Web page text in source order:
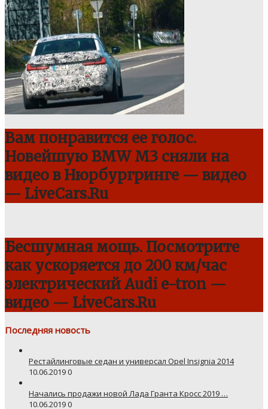
Вам понравится ее голос.
Новейшую BMW M3 сняли на
видео в Нюрбургринге — видео
— LiveCars.Ru
Бесшумная мощь. Посмотрите
как ускоряется до 200 км/час
электрический Audi e-tron —
видео — LiveCars.Ru
Последняя новость
Рестайлинговые седан и универсал Opel Insignia 2014
10.06.20190
Начались продажи новой Лада Гранта Кросс 2019 …
10.06.20190